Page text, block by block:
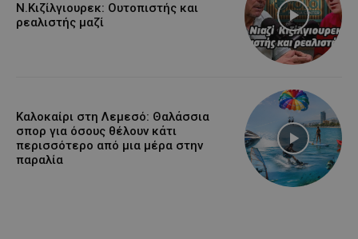
Ν.Κιζίλγιουρεκ: Ουτοπιστής και
ρεαλιστής μαζί
Καλοκαίρι στη Λεμεσό: Θαλάσσια
σπορ για όσους θέλουν κάτι
περισσότερο από μια μέρα στην
παραλία